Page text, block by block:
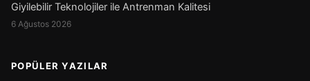
Giyilebilir Teknolojiler ile Antrenman Kalitesi
6 Ağustos 2026
POPÜLER YAZILAR